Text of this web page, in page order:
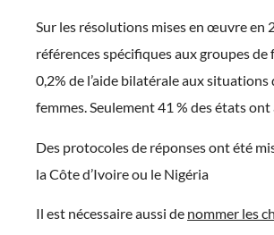
Sur les résolutions mises en œuvre en
références spécifiques aux groupes de
0,2% de l’aide bilatérale aux
femmes. Seulement 41 % des états
Des protocoles de réponses ont été
la Côte d’Ivoire ou le Nigéria
Il est nécessaire aussi de nommer les